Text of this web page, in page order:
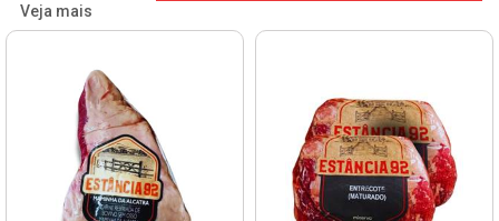
Veja mais